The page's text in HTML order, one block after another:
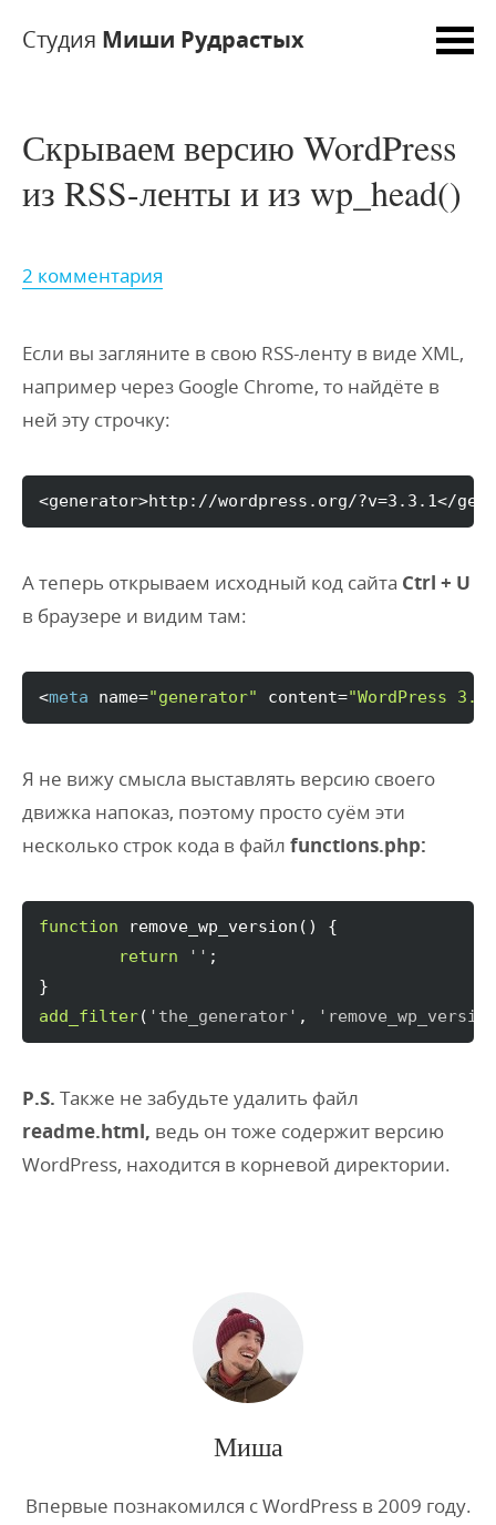
Студия Миши Рудрастых
Скрываем версию WordPress
из RSS-ленты и из wp_head()
2 комментария
Если вы загляните в свою RSS-ленту в виде XML,
например через Google Chrome, то найдёте в
ней эту строчку:
<generator>http://wordpress.org/?v=3.3.1</
А теперь открываем исходный код сайта Ctrl + U
в браузере и видим там:
<meta name="generator" content="WordPress
Я не вижу смысла выставлять версию своего
движка напоказ, поэтому просто суём эти
несколько строк кода в файл functions.php:
function remove_wp_version ( )
{
return
''
}
add_filter( 'the_generator' ,
P.S. Также не забудьте удалить файл
readme.html, ведь он тоже содержит версию
WordPress, находится в корневой директории.
Миша
Впервые познакомился с WordPress в 2009 году.